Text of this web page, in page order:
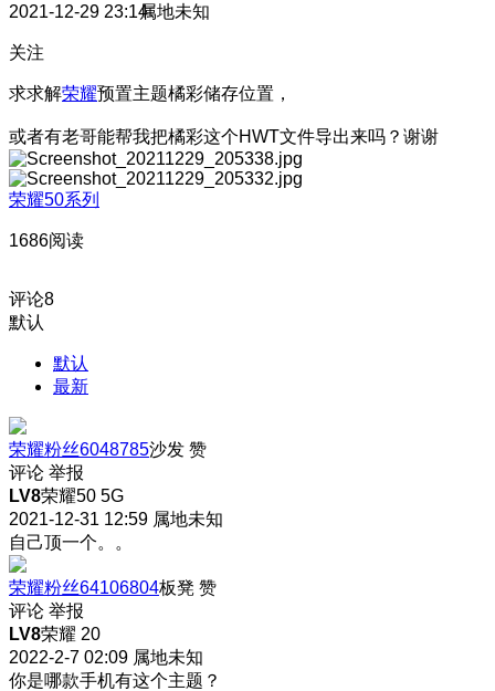
2021-12-29 23:14属地未知
关注
求求解荣耀预置主题橘彩储存位置，
或者有老哥能帮我把橘彩这个HWT文件导出来吗？谢谢
荣耀50系列
1686阅读
评论8
默认
默认
最新
荣耀粉丝6048785沙发 赞
评论 举报
LV8荣耀50 5G
2021-12-31 12:59 属地未知
自己顶一个。。
荣耀粉丝64106804板凳 赞
评论 举报
LV8荣耀 20
2022-2-7 02:09 属地未知
你是哪款手机有这个主题？